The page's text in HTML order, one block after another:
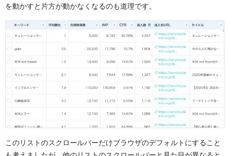
を動かすと片方が動かなくなるのも道理です。
このリストのスクロールバーだけブラウザのデフォルトにすること